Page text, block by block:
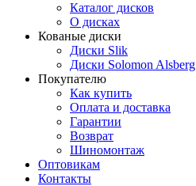
Каталог дисков
О дисках
Кованые диски
Диски Slik
Диски Solomon Alsberg
Покупателю
Как купить
Оплата и доставка
Гарантии
Возврат
Шиномонтаж
Оптовикам
Контакты